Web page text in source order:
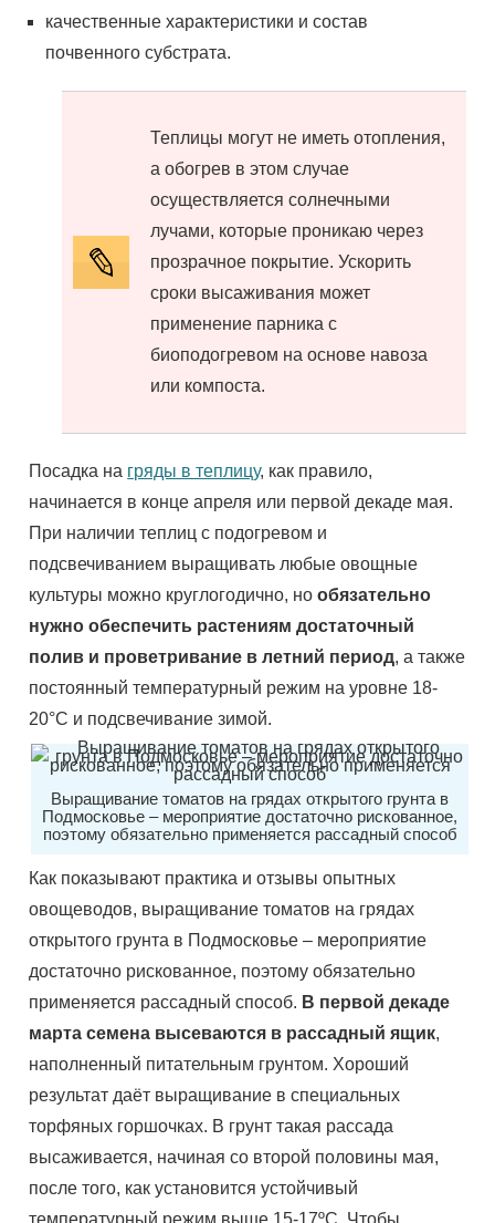
качественные характеристики и состав
почвенного субстрата.
Теплицы могут не иметь отопления,
а обогрев в этом случае
осуществляется солнечными
лучами, которые проникаю через
прозрачное покрытие. Ускорить
сроки высаживания может
применение парника с
биоподогревом на основе навоза
или компоста.
Посадка на гряды в теплицу, как правило,
начинается в конце апреля или первой декаде мая.
При наличии теплиц с подогревом и
подсвечиванием выращивать любые овощные
культуры можно круглогодично, нообязательно
нужно обеспечить растениям достаточный
полив и проветривание в летний период, а также
постоянный температурный режим на уровне 18-
20°С и подсвечивание зимой.
Выращивание томатов на грядах открытого грунта в
Подмосковье – мероприятие достаточно рискованное,
поэтому обязательно применяется рассадный способ
Как показывают практика и отзывы опытных
овощеводов, выращивание томатов на грядах
открытого грунта в Подмосковье – мероприятие
достаточно рискованное, поэтому обязательно
применяется рассадный способ. В первой декаде
марта семена высеваются в рассадный ящик,
наполненный питательным грунтом. Хороший
результат даёт выращивание в специальных
торфяных горшочках. В грунт такая рассада
высаживается, начиная со второй половины мая,
после того, как установится устойчивый
температурный режим выше 15-17ºС. Чтобы